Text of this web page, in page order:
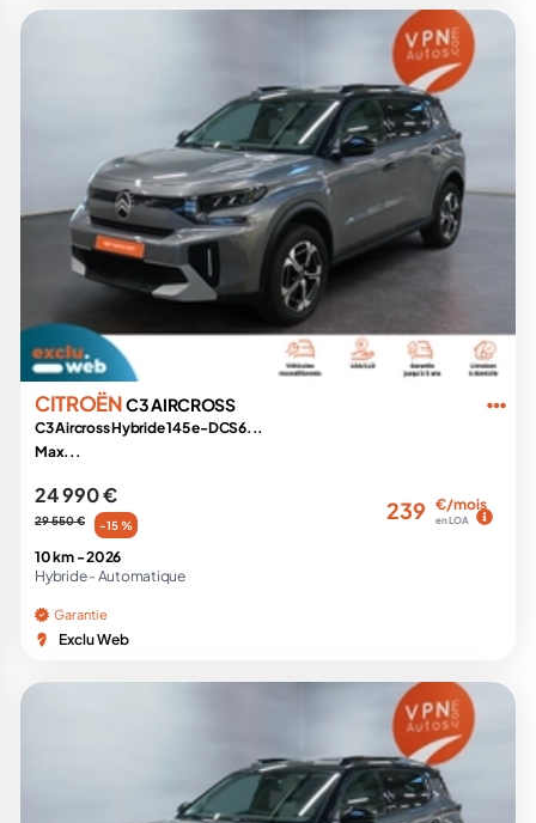
CITROËNC3 AIRCROSS
C3 Aircross Hybride 145 e-DCS6...
Max...
24 990 €
29 550 € -15 %
239 €/mois
en LOA
10 km -2026
Hybride - Automatique
Garantie
Exclu Web